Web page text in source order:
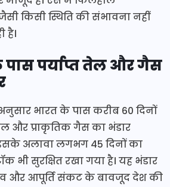
किसी स्थिति की संभावना नहीं
है।
पास पर्याप्त तेल और गैस
भारत के पास करीब 60 दिनों
और प्राकृतिक गैस का भंडार
अलावा लगभग 45 दिनों का
भी सुरक्षित रखा गया है। यह भंडार
और आपूर्ति संकट के बावजूद देश की